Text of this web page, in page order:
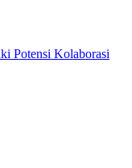
Potensi Kolaborasi